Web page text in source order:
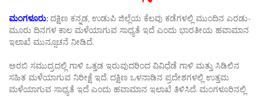
ಮಂಗಳೂರು: ದಕ್ಷಿಣ ಕನ್ನಡ, ಉಡುಪಿ ಜಿಲ್ಲೆಯ ಕೆಲವು ಕಡೆಗಳಲ್ಲಿ ಮುಂದಿನ ಎರಡು-
ಮೂರು ದಿನಗಳ ಕಾಲ ಮಳೆಯಾಗುವ ಸಾಧ್ಯತೆ ಇದೆ ಎಂದು ಭಾರತೀಯ ಹವಾಮಾನ
ಇಲಾಖೆ ಮುನ್ಸೂಚನೆ ನೀಡಿದೆ.
ಅರಬಿ ಸಮುದ್ರದಲ್ಲಿ ಗಾಳಿ ಒತ್ತಡ ಇರುವುದರಿಂದ ವಿವಿಧೆಡೆ ಗಾಳಿ ಮತ್ತು ಸಿಡಿಲಿನ
ಸಹಿತ ಮಳೆಯಾಗುವ ನಿರೀಕ್ಷೆ ಇದೆ. ದಕ್ಷಿಣ ಒಳನಾಡಿನ ಪ್ರದೇಶಗಳಲ್ಲಿ ಉತ್ತಮ
ಮಳೆಯಾಗುವ ಸಾಧ್ಯತೆ ಇದೆ ಎಂದು ಹವಾಮಾನ ಇಲಾಖೆ ತಿಳಿಸಿದೆ. ಮಂಗಳೂರಿನಲ್ಲಿ